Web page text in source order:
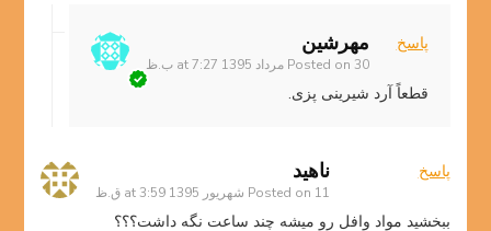
مهرشین
Posted on 30 مرداد 1395 at 7:27 ب.ظ
پاسخ
قطعاً آرد شیرینی پزی.
ناهيد
Posted on 11 شهریور 1395 at 3:59 ق.ظ
پاسخ
ببخشید مواد وافل رو میشه چند ساعت نگه داشت؟؟؟